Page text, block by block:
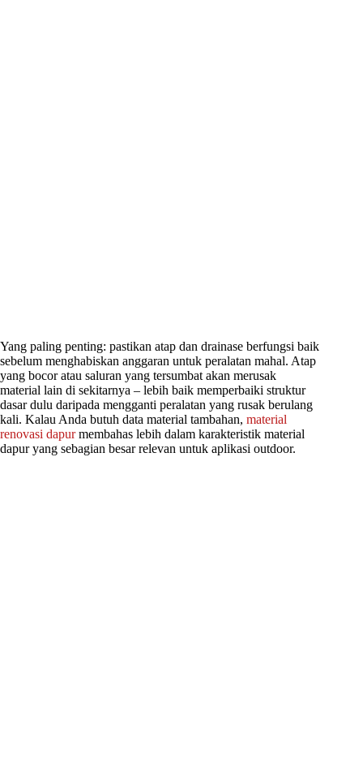
Yang paling penting: pastikan atap dan drainase berfungsi baik
sebelum menghabiskan anggaran untuk peralatan mahal. Atap
yang bocor atau saluran yang tersumbat akan merusak
material lain di sekitarnya – lebih baik memperbaiki struktur
dasar dulu daripada mengganti peralatan yang rusak berulang
kali. Kalau Anda butuh data material tambahan, material
renovasi dapurmembahas lebih dalam karakteristik material
dapur yang sebagian besar relevan untuk aplikasi outdoor.